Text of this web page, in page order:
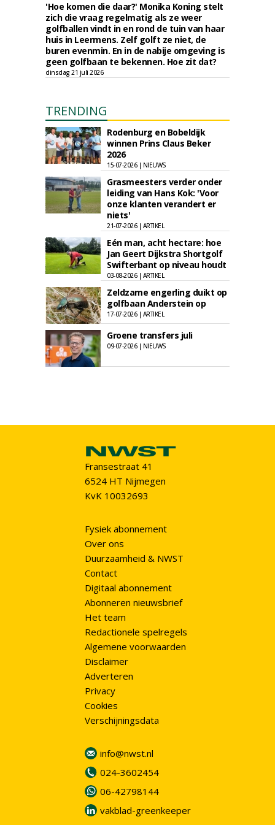
'Hoe komen die daar?' Monika Koning stelt
zich die vraag regelmatig als ze weer
golfballen vindt in en rond de tuin van haar
huis in Leermens. Zelf golft ze niet, de
buren evenmin. En in de nabije omgeving is
geen golfbaan te bekennen. Hoe zit dat?
dinsdag 21 juli 2026
TRENDING
Rodenburg en Bobeldijk
winnen Prins Claus Beker
2026
15-07-2026 | NIEUWS
Grasmeesters verder onder
leiding van Hans Kok: 'Voor
onze klanten verandert er
niets'
21-07-2026 | ARTIKEL
Eén man, acht hectare: hoe
Jan Geert Dijkstra Shortgolf
Swifterbant op niveau houdt
03-08-2026 | ARTIKEL
Zeldzame engerling duikt op
golfbaan Anderstein op
17-07-2026 | ARTIKEL
Groene transfers juli
09-07-2026 | NIEUWS
Fransestraat 41
6524 HT Nijmegen
KvK 10032693
Fysiek abonnement
Over ons
Duurzaamheid & NWST
Contact
Digitaal abonnement
Abonneren nieuwsbrief
Het team
Redactionele spelregels
Algemene voorwaarden
Disclaimer
Adverteren
Privacy
Cookies
Verschijningsdata
info@nwst.nl
024-3602454
06-42798144
vakblad-greenkeeper